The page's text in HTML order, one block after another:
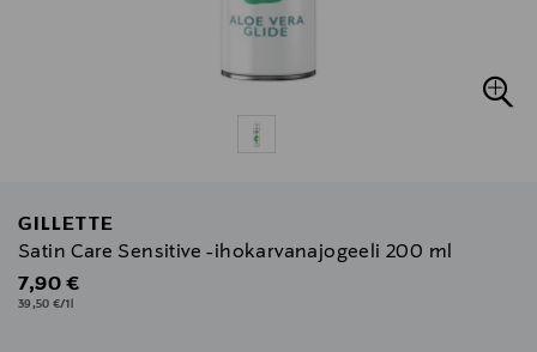
GILLETTE
Satin Care Sensitive -ihokarvanajogeeli 200 ml
Original Price
7,90 €
39,50 €/1l